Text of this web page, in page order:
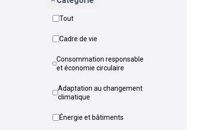
Tout
Cadre de vie
Consommation responsable
et économie circulaire
Adaptation au changement
climatique
Énergie et bâtiments